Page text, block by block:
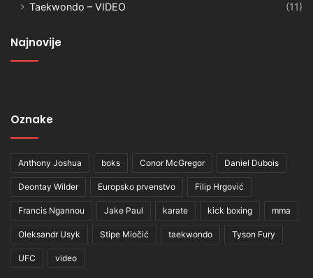
Taekwondo – VIDEO
(11)
Najnovije
Oznake
Anthony Joshua boks Conor McGregor Daniel Dubois
Deontay Wilder Europsko prvenstvo Filip Hrgović
Francis Ngannou Jake Paul karate kick boxing mma
Oleksandr Usyk Stipe Miočić taekwondo Tyson Fury
UFC video